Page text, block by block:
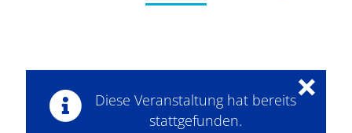
Diese Veranstaltung hat bereits
stattgefunden.
×